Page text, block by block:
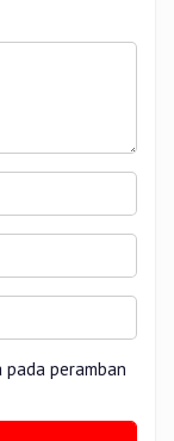
pada peramban